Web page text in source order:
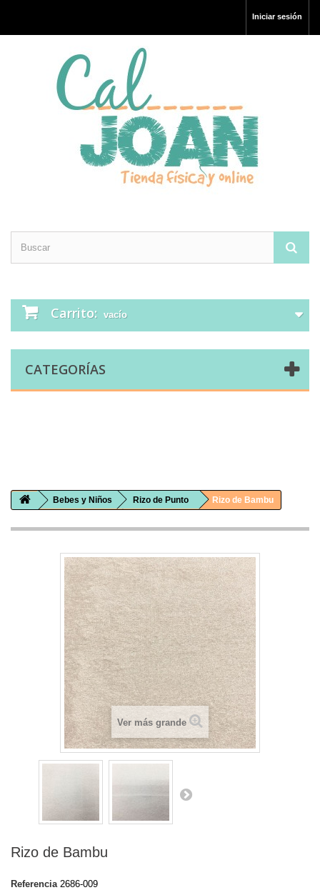
Iniciar sesión
Carrito: vacío
CATEGORÍAS
Bebes y Niños Rizo de Punto Rizo de Bambu
Ver más grande
Rizo de Bambu
Referencia 2686-009